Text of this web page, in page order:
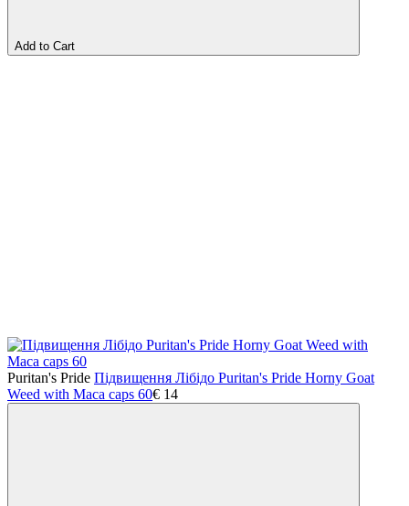
Add to Cart
Puritan's Pride Підвищення Лібідо Puritan's Pride Horny Goat
Weed with Maca caps 60€ 14